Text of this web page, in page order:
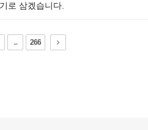
로 삼겠습니다.
... 266